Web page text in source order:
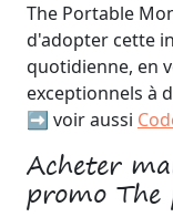
The Portable
d'adopter cette
quotidienne, en
exceptionnels à
➡️ voir aussi
Acheter
promo